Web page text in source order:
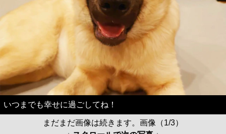
いつまでも幸せに過ごしてね！
まだまだ画像は続きます。画像（1/3）